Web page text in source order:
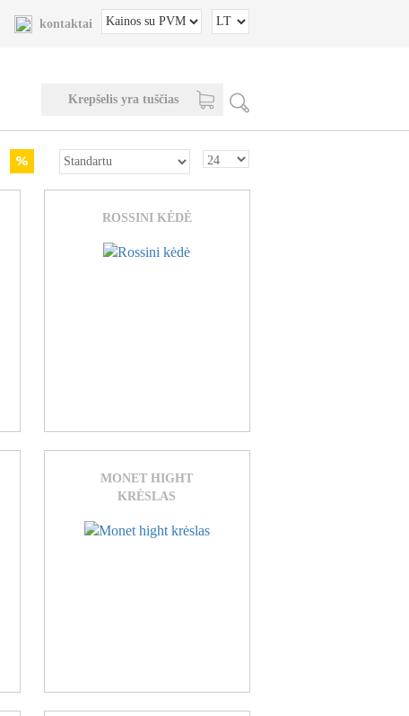
kontaktai
Krepšelis yra tuščias
ROSSINI KĖDĖ
MONET HIGHT
KRĖSLAS